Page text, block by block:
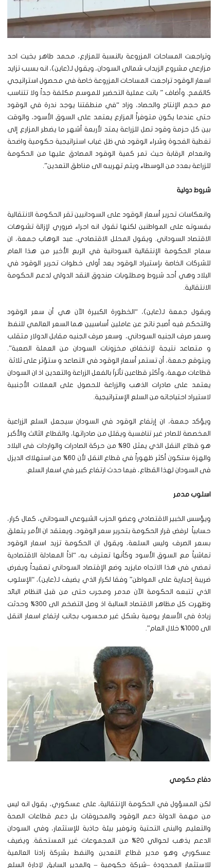
وتراجعت المساحات المزروعة بالنسبة للمزارع، محمد طاهر بخيت احد
مزارعي مشروع الزيداب شمالي السودان، ويقول لـ(عاين)، انه بسبب تزايد
اسعار الوقود تراجعت المساحات المزروعة خاصة في محصول استراتيجي
كالقمح. وأضاف ” باتت عملية التحضير للموسم مكلفة جداً ولا تتناسب
مع حجم الإنتاج والحصاد، وزاد “في منطقتنا يوجد ندرة في الوقود
حتى عندما يكون متوفراً المزارع يعتمد على السوق الأسود، والوقت
بين كل حزمة وقود تصل للزراعة يمتد لأربعة أشهر ما يضطر المزارع إلى
تغطية الفجوة وشراء الوقود في ظل غياب استراتيجية حكومية واضحة
وانعدام الرقابة حيث تمر كمية الوقود المصادق عليها من الحكومة
للزراعة بعدد من الوسطاء ويتم تهريبه الى مناطق التعدين”.
شروط دولية
وانعكاسات تحرير أسعار الوقود على السودانيين تقر الحكومة الانتقالية
بقسوته على المواطنين لكنها تقول انه اجراء ضروري لإزالة تشوهات
الاقتصاد السوداني. ويقول المحلل الاقتصادي، عبد الوهاب جمعة، ان
سماح الحكومة الإنتقالية السودانية في الربع الأخير من هذا العام
للشركات الخاصة بإستيراد الوقود يعد أولى خطوات تحرير الوقود في
البلاد وهي أحد شروط ومطلوبات صندوق النقد الدولي لدعم الحكومة
الانتقالية.
ويقول جمعة لـ(عاين)، “الخطورة الكبيرة الآن هي أن سعر الوقود
والتحكم فيه أصبح ناتج عن عاملين أساسيين هما السعر العالمي للنفط
وسعر صرف الجنيه السوداني، وسعر صرف الجنيه مقابل الدولار متقلب
و متصاعد نتيجة لإنخفاض مخزونات السودان من العملة الصعبة”.
ويتوقع جمعة، أن تستمر أسعار الوقود في التصاعد و ستؤثر على ثلاثة
قطاعات مهمة، وأكثر قطاعين تأثراَ بالفعل الزراعة والتعدين اذ ان السودان
يعتمد على صادرات الذهب والزراعة للحصول على العملات الأجنبية
لاستيراد احتياجاته من السلع الإستراتيجية.
ويؤكد جمعة، ان إرتفاع الوقود في السودان سيجعل السلع الزراعية
المخصصة للصادر غير تنافسية ويقلل من صادراتها، والقطاع الثالث والأكبر
هو قطاع النقل الذي يمثل 90% من حركة الصادرات والواردات فى البلاد
والهزة ستكون أكثر ظهوراً في قطاع النقل لأن 60% من استهلاك الديزل
فى السودان لهذا القطاع، فيما حدث ارتفاع كبير في اسعار السلع.
اسلوب مدمر
ويؤسس الخبير الاقتصادي وعضو الحزب الشيوعي السوداني، كمال كرار،
حسابياً لرفض قرار الحكومة بتحرير سعر الوقود، ويعتقد ان الأمر يتعلق
بسعر الصرف وليس السلعة، ويقول ان الحكومة تزيد اسعار الوقود
تماشياً مع السوق الأسود وكأنها تعترف به، “اذاً المعادلة الاقتصادية
تمضي في هذا الاتجاه مايزيد وضع الإقتصاد السوداني تعقيداً ويفرض
ضريبة إجبارية على المواطن” وفقا لكرار الذي يضيف لـ(عاين)، “الإسلوب
الذي تتبعه الحكومة الآن مدمر ومجرب حتى من قبل النظام البائد
وظهرت كل مظاهر الاقتصاد السالبة اذ وصل التضخم الى 300% وحدثت
زيادة فى الأسعار يومية بشكل غير محسوب بجانب ارتفاع اسعار النقل
الى 1000% خلال العام”.
دفاع حكومي
لكن المسؤول في الحكومة الإنتقالية، على عسكوري، يقول انه ليس
من مهمة الدولة دعم الوقود والمحروقات بل دعم قطاعات الصحة
والتعليم والبنى التحتية وتوفير بيئة جاذبة للإستثمار، وفي السودان
الدعم يذهب لحوالي 20% من المجموعات غير المستحقة.
ويضيف
عسكوري وهو مدير قطاع التعدين والنفط بشركة زادنا العالمية
للاستثمار المحدودة –شركة حكومية – والمدير السابق لإدارة السلع